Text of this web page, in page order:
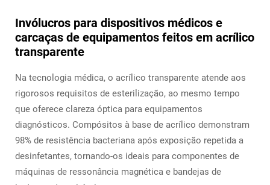
Invólucros para dispositivos médicos e
carcaças de equipamentos feitos em acrílico
transparente
Na tecnologia médica, o acrílico transparente atende aos
rigorosos requisitos de esterilização, ao mesmo tempo
que oferece clareza óptica para equipamentos
diagnósticos. Compósitos à base de acrílico demonstram
98% de resistência bacteriana após exposição repetida a
desinfetantes, tornando-os ideais para componentes de
máquinas de ressonância magnética e bandejas de